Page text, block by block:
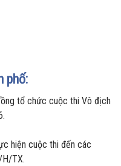
phố:
tổ chức cuộc thi Vô địch
hiện cuộc thi đến các
TX.